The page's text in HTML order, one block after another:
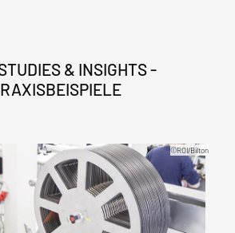
& INSIGHTS -
©ROI/Bilton
Lean Digital Manager ©S_L/shutterstock.com